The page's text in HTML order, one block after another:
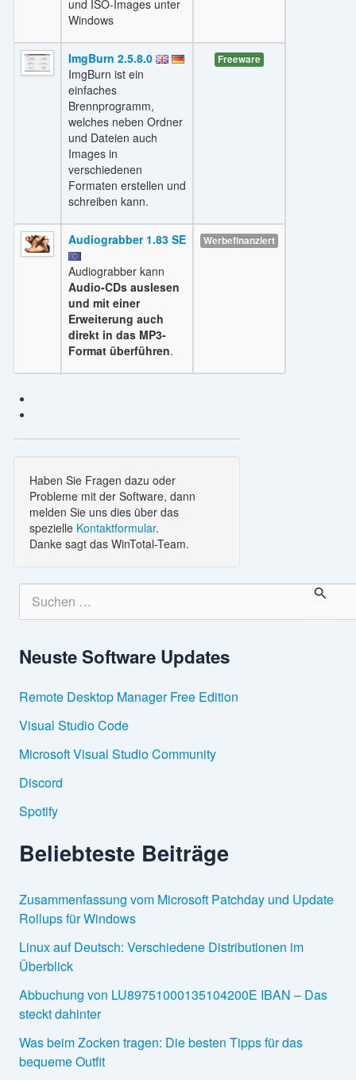
und ISO-Images unter
Windows
ImgBurn 2.5.8.0
ImgBurn ist ein
einfaches
Brennprogramm,
welches neben Ordner
und Dateien auch
Images in
verschiedenen
Formaten erstellen und
schreiben kann.
Freeware
Audiograbber 1.83 SE
Audiograbber kann
Audio-CDs auslesen
und mit einer
Erweiterung auch
direkt in das MP3-
Format überführen.
Werbefinanziert
Haben Sie Fragen dazu oder
Probleme mit der Software, dann
melden Sie uns dies über das
spezielle Kontaktformular.
Danke sagt das WinTotal-Team.
c
e
a
c
h
:
Neuste Software Updates
Remote Desktop Manager Free Edition
Visual Studio Code
Microsoft Visual Studio Community
Discord
Spotify
Beliebteste Beiträge
Zusammenfassung vom Microsoft Patchday und Update
Rollups für Windows
Linux auf Deutsch: Verschiedene Distributionen im
Überblick
Abbuchung von LU89751000135104200E IBAN – Das
steckt dahinter
Was beim Zocken tragen: Die besten Tipps für das
bequeme Outfit